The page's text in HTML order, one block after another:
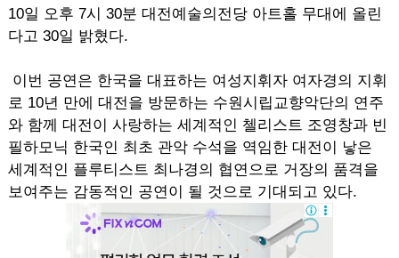
10일 오후 7시 30분 대전예술의전당 아트홀 무대에 올린
다고 30일 밝혔다.
이번 공연은 한국을 대표하는 여성지휘자 여자경의 지휘
로 10년 만에 대전을 방문하는 수원시립교향악단의 연주
와 함께 대전이 사랑하는 세계적인 첼리스트 조영창과 빈
필하모닉 한국인 최초 관악 수석을 역임한 대전이 낳은
세계적인 플루티스트 최나경의 협연으로 거장의 품격을
보여주는 감동적인 공연이 될 것으로 기대되고 있다.